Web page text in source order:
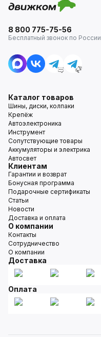
8 800 775-75-56
Бесплатный звонок по России
Каталог товаров
Шины, диски, колпаки
Крепёж
Автоэлектроника
Инструмент
Сопутствующие товары
Аккумуляторы и электрика
Автосвет
Клиентам
Гарантии и возврат
Бонусная программа
Подарочные сертификаты
Статьи
Новости
Доставка и оплата
О компании
Контакты
Сотрудничество
О компании
Доставка
Оплата